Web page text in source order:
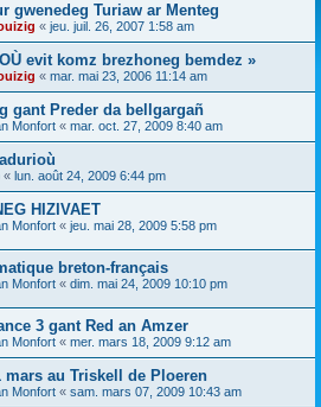
gwenedeg Turiaw ar Menteg
« jeu. juil. 26, 2007 1:58 am
evit komz brezhoneg bemdez »
« mar. mai 23, 2006 11:14 am
gant Preder da bellgargañ
Monfort « mar. oct. 27, 2009 8:40 am
« lun. août 24, 2009 6:44 pm
HIZIVAET
Monfort « jeu. mai 28, 2009 5:58 pm
breton-français
Monfort « dim. mai 24, 2009 10:10 pm
3 gant Red an Amzer
Monfort « mer. mars 18, 2009 9:12 am
mars au Triskell de Ploeren
Monfort « sam. mars 07, 2009 10:43 am